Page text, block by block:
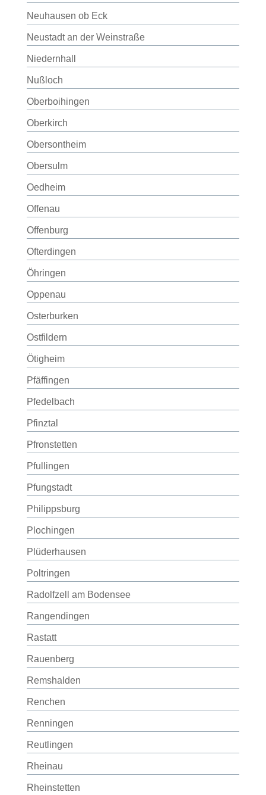
Neuhausen ob Eck
Neustadt an der Weinstraße
Niedernhall
Nußloch
Oberboihingen
Oberkirch
Obersontheim
Obersulm
Oedheim
Offenau
Offenburg
Ofterdingen
Öhringen
Oppenau
Osterburken
Ostfildern
Ötigheim
Pfäffingen
Pfedelbach
Pfinztal
Pfronstetten
Pfullingen
Pfungstadt
Philippsburg
Plochingen
Plüderhausen
Poltringen
Radolfzell am Bodensee
Rangendingen
Rastatt
Rauenberg
Remshalden
Renchen
Renningen
Reutlingen
Rheinau
Rheinstetten